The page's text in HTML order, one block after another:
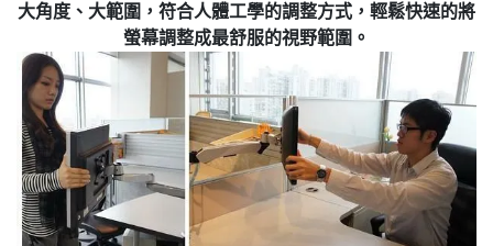
大角度、大範圍，符合人體工學的調整方式，輕鬆快速的將
螢幕調整成最舒服的視野範圍。